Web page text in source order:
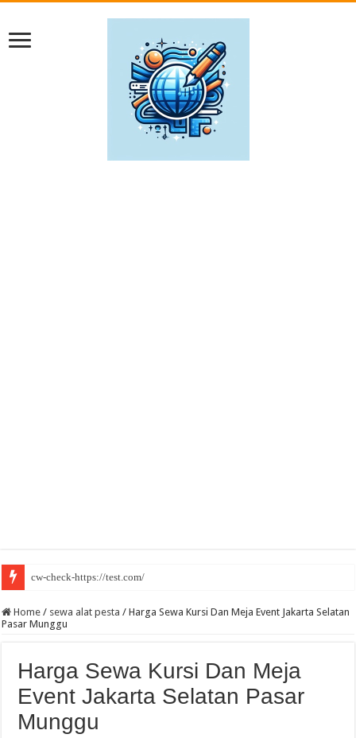
cw-check-https://test.com/
Home / sewa alat pesta / Harga Sewa Kursi Dan Meja Event Jakarta Selatan
Pasar Munggu
Harga Sewa Kursi Dan Meja
Event Jakarta Selatan Pasar
Munggu